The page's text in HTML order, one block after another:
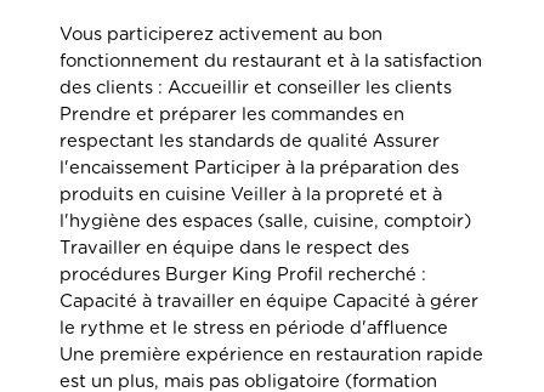
Vous participerez activement au bon
fonctionnement du restaurant et à la satisfaction
des clients : Accueillir et conseiller les clients
Prendre et préparer les commandes en
respectant les standards de qualité Assurer
l'encaissement Participer à la préparation des
produits en cuisine Veiller à la propreté et à
l'hygiène des espaces (salle, cuisine, comptoir)
Travailler en équipe dans le respect des
procédures Burger King Profil recherché :
Capacité à travailler en équipe Capacité à gérer
le rythme et le stress en période d'affluence
Une première expérience en restauration rapide
est un plus, mais pas obligatoire (formation